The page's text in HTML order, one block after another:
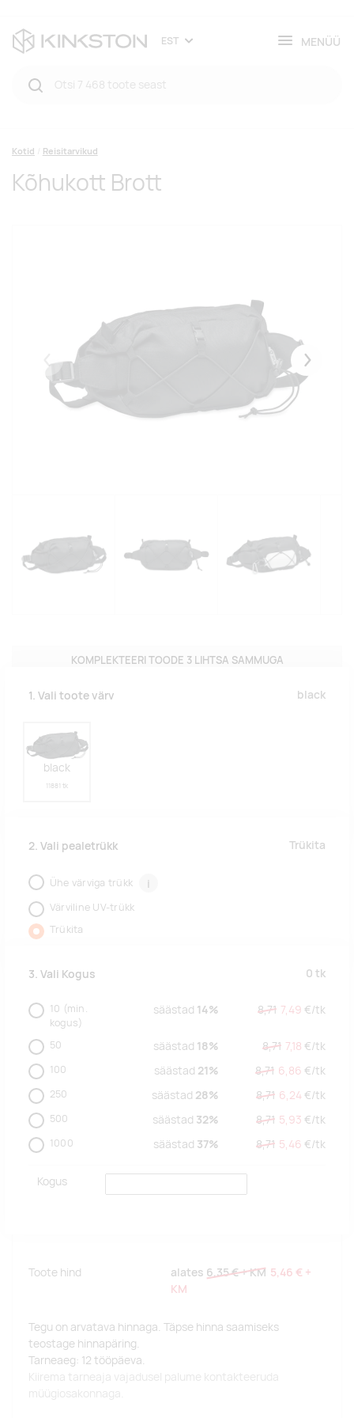
EST MENÜÜ
Kotid Reisitarvikud
Kõhukott Brott
Eelmised
KOMPLEKTEERI TOODE 3 LIHTSA SAMMUGA
1. Vali toote värv black
black
11881 tk
2. Vali pealetrükk Trükita
Ühe värviga trükk i
Värviline UV-trükk
Trükita
3. Vali Kogus 0 tk
10 (min.
kogus)
säästad 14% 8,71 7,49 €/tk
50 säästad 18% 8,71 7,18 €/tk
100 säästad 21% 8,71 6,86 €/tk
250 säästad 28% 8,71 6,24 €/tk
500 säästad 32% 8,71 5,93 €/tk
1000 säästad 37% 8,71 5,46 €/tk
Kogus
Toote hind alates 6,35 €+ KM 5,46 € +
KM
Tegu on arvatava hinnaga. Täpse hinna saamiseks
teostage hinnapäring.
Tarneaeg: 12 tööpäeva.
Kiirema tarneaja vajadusel palume kontakteeruda
müügiosakonnaga.